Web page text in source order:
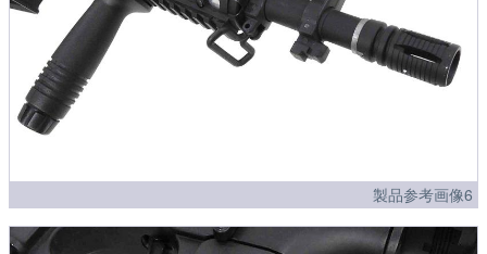
製品参考画像6